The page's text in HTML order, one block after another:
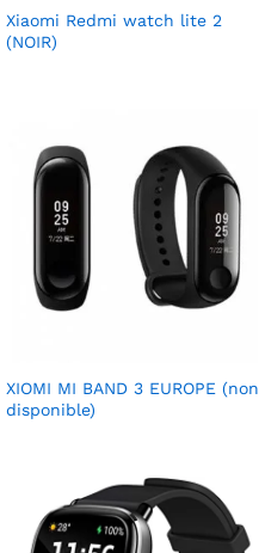
Xiaomi Redmi watch lite 2
(NOIR)
XIOMI MI BAND 3 EUROPE (non
disponible)